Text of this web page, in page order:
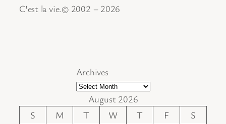
C'est la vie.© 2002 – 2026
Archives
August 2026
S
M T W T F
S